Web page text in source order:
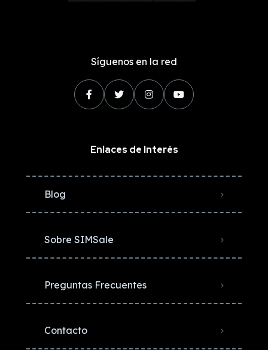
Síguenos en la red
Enlaces de Interés
Blog
Sobre SIMSale
Preguntas Frecuentes
Contacto